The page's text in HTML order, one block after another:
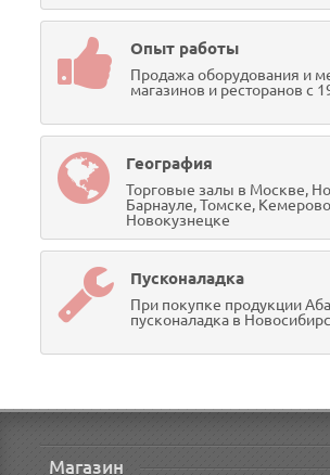
Опыт работы
Продажа оборудования и
магазинов и ресторанов с
География
Торговые залы в Москве,
Барнауле, Томске,
Новокузнецке
Пусконаладка
При покупке продукции
пусконаладка в
Магазин